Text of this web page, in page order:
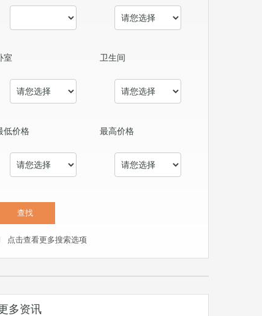
室 卫生间
低价格 最高价格
点击查看更多搜索选项
多资讯